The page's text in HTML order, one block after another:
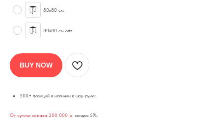
80х80 см
80х80 см опт
BUY NOW
500+ позиций в наличии в шоу-руме;
От суммы заказа 200 000 р скидка 5%;